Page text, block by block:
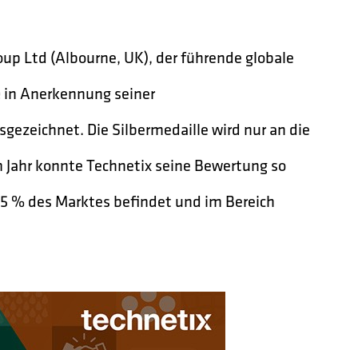
Ltd (Albourne, UK), der führende globale
Anerkennung seiner
Die Silbermedaille wird nur an die
konnte Technetix seine Bewertung so
% des Marktes befindet und im Bereich